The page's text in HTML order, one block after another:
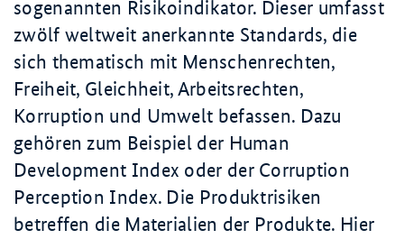
sogenannten Risikoindikator. Dieser umfasst
zwölf weltweit anerkannte Standards, die
sich thematisch mit Menschenrechten,
Freiheit, Gleichheit, Arbeitsrechten,
Korruption und Umwelt befassen. Dazu
gehören zum Beispiel der Human
Development Index oder der Corruption
Perception Index. Die Produktrisiken
betreffen die Materialien der Produkte. Hier